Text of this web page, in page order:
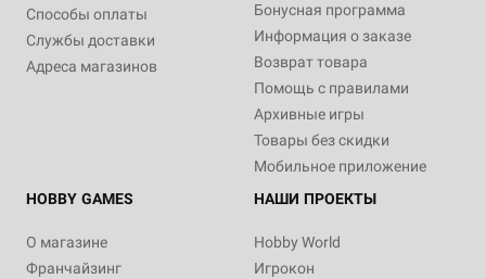
Способы оплаты
Службы доставки
Адреса магазинов
Бонусная программа
Информация о заказе
Возврат товара
Помощь с правилами
Архивные игры
Товары без скидки
Мобильное приложение
HOBBY GAMES
О магазине
Франчайзинг
НАШИ ПРОЕКТЫ
Hobby World
Игрокон